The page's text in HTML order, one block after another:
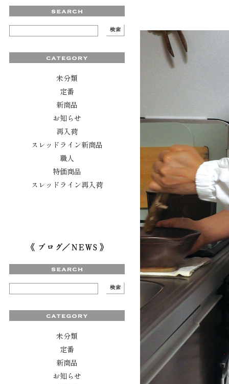
未分類
定番
新商品
お知らせ
再入荷
スレッドライン新商品
職人
特価商品
スレッドライン再入荷
未分類
定番
新商品
お知らせ